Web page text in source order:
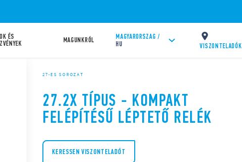
ÉS
MAGUNKRÓL
MAGYARORSZAG /
HU
VISZONTELADÓK
27-ES SOROZAT
27.2X TÍPUS - KOMPAKT
FELÉPÍTÉSŰ LÉPTETŐ RELÉK
KERESSEN VISZONTELADÓT